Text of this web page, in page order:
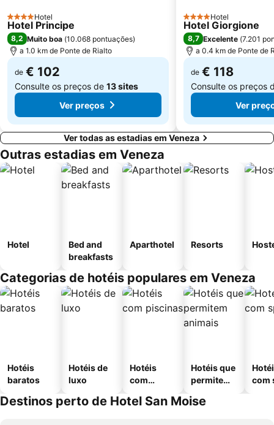
Riva degli Schiavoni
Ca' d'Oro - Palazzo Santa Sofia
Sestiere Castello
San Giorgio
Convention Center A. Luciani
Centro Storico
4 Estrelas
Hotel
Hotel Principe
8,2 Muito boa (10.068 pontuações)
a 1.0 km de Ponte de Rialto
de € 102
Consulte os preços de 13 sites
Ver preços
4 Estrelas
Hotel
Hotel Giorgione
8,7 Excelente (7.201
a 0.4 km de Ponte de
de € 118
Consulte os preços
Ver
Ver todas as estadias em Veneza
Outras estadias em Veneza
Hotel
Bed and
breakfasts
Aparthotel Resorts
Categorias de hotéis populares em Veneza
Hotéis
baratos
Hotéis de
luxo
Hotéis
com
Hotéis que
permitem
com
Destinos perto de Hotel San Moise